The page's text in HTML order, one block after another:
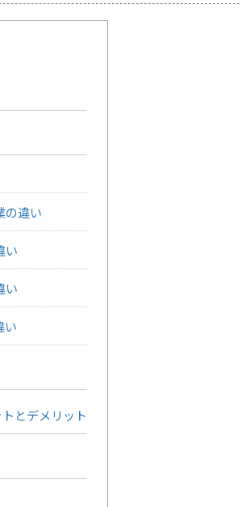
の違い
い
い
い
とデメリット